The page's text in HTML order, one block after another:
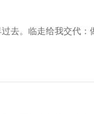
去。临走给我交代